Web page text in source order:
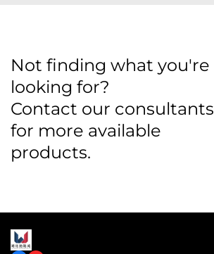
Not finding what you're
looking for?
Contact our consultants
for more available
products.